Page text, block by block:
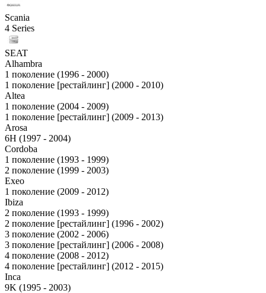
Scania
4 Series
SEAT
Alhambra
1 поколение (1996 - 2000)
1 поколение [рестайлинг] (2000 - 2010)
Altea
1 поколение (2004 - 2009)
1 поколение [рестайлинг] (2009 - 2013)
Arosa
6H (1997 - 2004)
Cordoba
1 поколение (1993 - 1999)
2 поколение (1999 - 2003)
Exeo
1 поколение (2009 - 2012)
Ibiza
2 поколение (1993 - 1999)
2 поколение [рестайлинг] (1996 - 2002)
3 поколение (2002 - 2006)
3 поколение [рестайлинг] (2006 - 2008)
4 поколение (2008 - 2012)
4 поколение [рестайлинг] (2012 - 2015)
Inca
9K (1995 - 2003)